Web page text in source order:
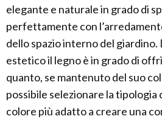
elegante e naturale in grado di
perfettamente con
dello spazio interno del giardino.
estetico il legno è in grado di
quanto, se mantenuto del suo
possibile selezionare la tipologia
colore più adatto a creare una